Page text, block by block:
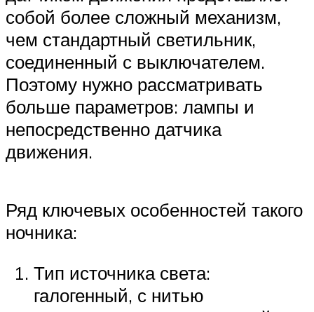
собой более сложный механизм,
чем стандартный светильник,
соединенный с выключателем.
Поэтому нужно рассматривать
больше параметров: лампы и
непосредственно датчика
движения.
Ряд ключевых особенностей такого
ночника:
Тип источника света:
галогенный, с нитью